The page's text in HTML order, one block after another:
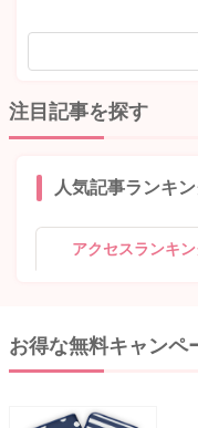
注目記事を探す
人気記事ランキ
アクセスランキ
お得な無料キャンペ